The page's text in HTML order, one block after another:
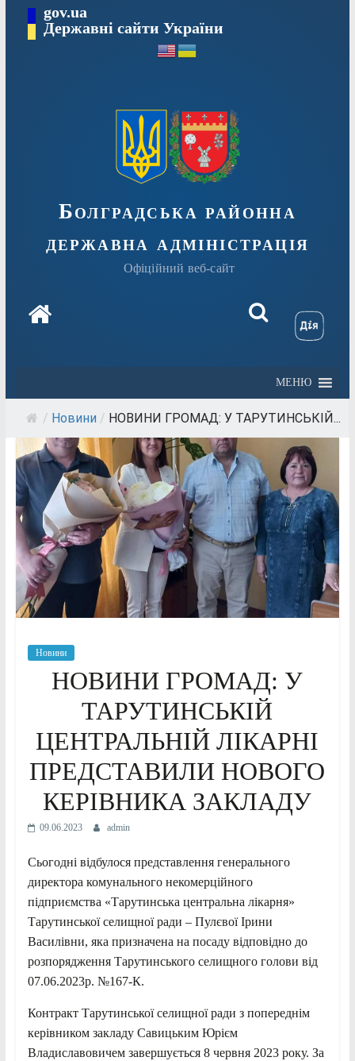
Перейтиgov.ua
Державні сайти України
Болградська районна
державна адміністрація
Офіційний веб-сайт
МЕНЮ
/ Новини / НОВИНИ ГРОМАД: У ТАРУТИНСЬКІЙ...
Новини
НОВИНИ ГРОМАД: У
ТАРУТИНСЬКІЙ
ЦЕНТРАЛЬНІЙ ЛІКАРНІ
ПРЕДСТАВИЛИ НОВОГО
КЕРІВНИКА ЗАКЛАДУ
09.06.2023 admin
Сьогодні відбулося представлення генерального
директора комунального некомерційного
підприємства «Тарутинська центральна лікарня»
Тарутинської селищної ради – Пулєвої Ірини
Василівни, яка призначена на посаду відповідно до
розпорядження Тарутинського селищного голови від
07.06.2023р. №167-К.
Контракт Тарутинської селищної ради з попереднім
керівником закладу Савицьким Юрієм
Владиславовичем завершується 8 червня 2023 року. За